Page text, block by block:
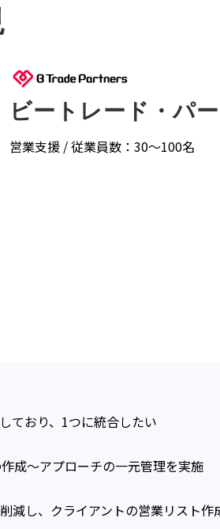
ビートレード・パ
営業支援 / 従業員数：30〜100名
ており、1つに統合したい
成〜アプローチの一元管理を実施
減し、クライアントの営業リスト作